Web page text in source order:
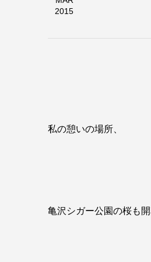
2015
私の憩いの場所、
亀沢シガー公園の桜も